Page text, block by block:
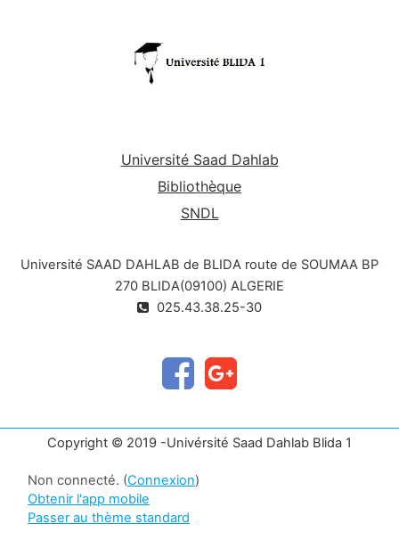
Université Saad Dahlab
Bibliothèque
SNDL
Université SAAD DAHLAB de BLIDA route de SOUMAA BP
270 BLIDA(09100) ALGERIE
025.43.38.25-30
Copyright © 2019 -Univérsité Saad Dahlab Blida 1
Non connecté. (Connexion)
Obtenir l'app mobile
Passer au thème standard